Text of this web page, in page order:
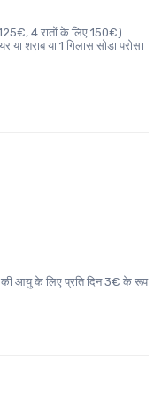
125€, 4 रातों के लिए 150€)
या शराब या 1 गिलास सोडा परोसा
की आयु के लिए प्रति दिन 3€ के रूप